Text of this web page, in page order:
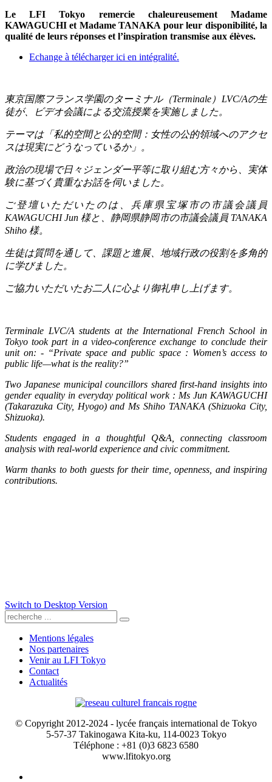
Le LFI Tokyo remercie chaleureusement Madame
KAWAGUCHI et Madame TANAKA pour leur disponibilité, la
qualité de leurs réponses et l’inspiration transmise aux élèves.
Echange à télécharger ici en intégralité.
東京国際フランス学園のターミナル（Terminale ） LVC/Aの生
徒が、ビデオ会議による交流授業を実施しました。
テーマは「私的空間と公的空間：女性の公的領域へのアクセ
スは現実にどうなっているか」。
政治の現場で日々ジェンダー平等に取り組む方々から、実体
験に基づく貴重なお話を伺いました。
ご登壇いただいたのは、兵庫県宝塚市の市議会議員
KAWAGUCHI Jun様と、静岡県静岡市の市議会議員TANAKA
Shiho 様。
生徒は質問を通して、課題と進展、地域行政の役割を多角的
に学びました。
ご協力いただいたお二人に心より御礼申し上げます。
Terminale LVC/A students at the International French School in
Tokyo took part in a video-conference exchange to conclude their
unit on: - “Private space and public space : Women’s access to
public life—what is the reality?”
Two Japanese municipal councillors shared first-hand insights into
gender equality in everyday political work : Ms Jun KAWAGUCHI
(Takarazuka City, Hyogo) and Ms Shiho TANAKA (Shizuoka City,
Shizuoka).
Students engaged in a thoughtful Q&A, connecting classroom
analysis with real-world experience and civic commitment.
Warm thanks to both guests for their time, openness, and inspiring
contributions.
Switch to Desktop Version
Mentions légales
Nos partenaires
Venir au LFI Tokyo
Contact
Actualités
© Copyright 2012-2024 - lycée français international de Tokyo
5-57-37 Takinogawa Kita-ku, 114-0023 Tokyo
Téléphone : +81 (0)3 6823 6580
www.lfitokyo.org